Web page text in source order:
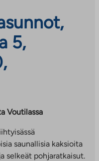
5,
Voutilassa
saunallisia kaksioita
selkeät pohjaratkaisut.